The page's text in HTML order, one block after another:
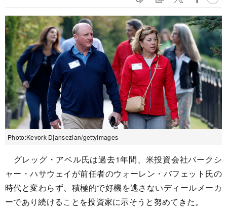
Photo:Kevork Djansezian/gettyimages
グレッグ・アベル氏は過去1年間、米投資会社バークシ
ャー・ハサウェイが前任者のウォーレン・バフェット氏の
時代と変わらず、積極的で好機を逃さないディールメーカ
ーであり続けることを投資家に示そうと努めてきた。